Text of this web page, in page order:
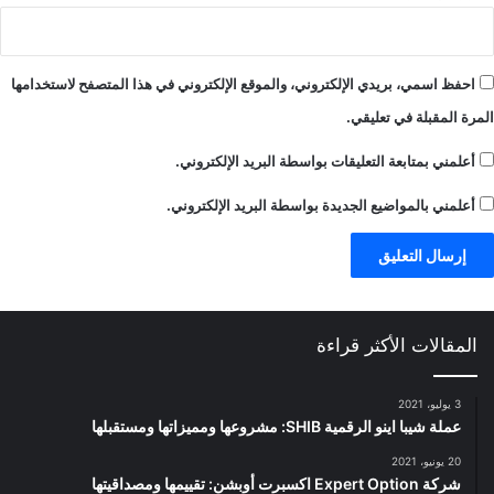
احفظ اسمي، بريدي الإلكتروني، والموقع الإلكتروني في هذا المتصفح لاستخدامها
المرة المقبلة في تعليقي.
أعلمني بمتابعة التعليقات بواسطة البريد الإلكتروني.
أعلمني بالمواضيع الجديدة بواسطة البريد الإلكتروني.
المقالات الأكثر قراءة
3 يوليو، 2021
عملة شيبا اينو الرقمية SHIB: مشروعها ومميزاتها ومستقبلها
20 يونيو، 2021
شركة Expert Option اكسبرت أوبشن: تقييمها ومصداقيتها